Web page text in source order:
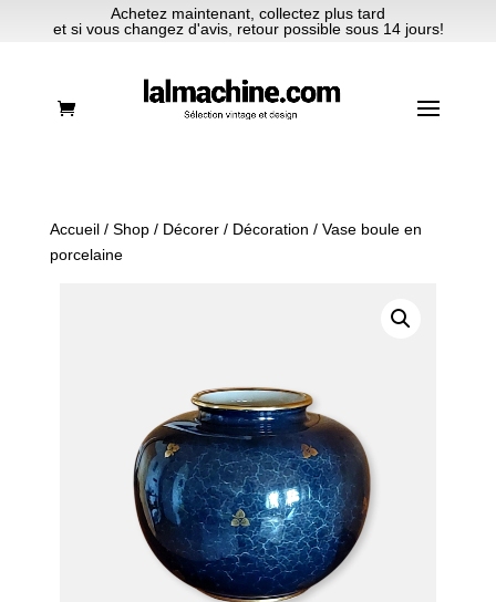
Achetez maintenant, collectez plus tard
et si vous changez d'avis, retour possible sous 14 jours!
Accueil/ Shop/ Décorer/ Décoration / Vase boule en
porcelaine